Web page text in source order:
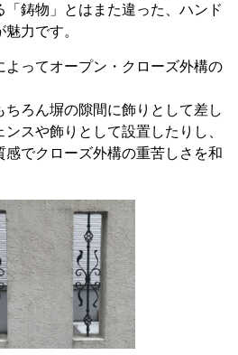
鋳物」とはまた違った、ハンド
力です。
よってオープン・クローズ外構の
ちろん塀の隙間に飾りとして差し
スや飾りとして設置したりし、
感でクローズ外構の重苦しさを和